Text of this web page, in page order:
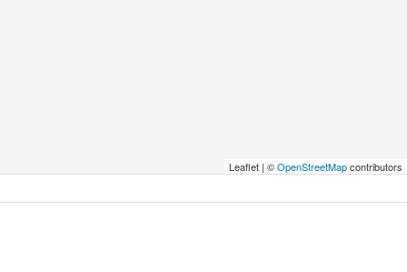
Leaflet | ©OpenStreetMapcontributors